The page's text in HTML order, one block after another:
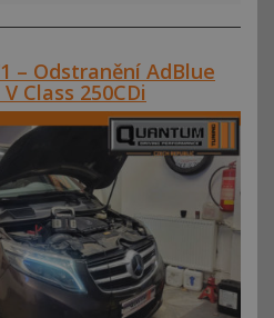
– Odstranění AdBlue
Class 250CDi